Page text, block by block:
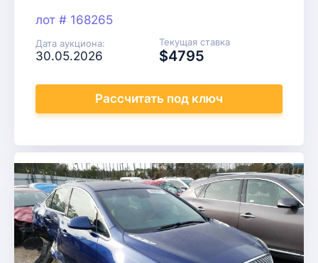
лот # 168265
Дата аукциона:
30.05.2026
Текущая ставка
$4795
Рассчитать под ключ